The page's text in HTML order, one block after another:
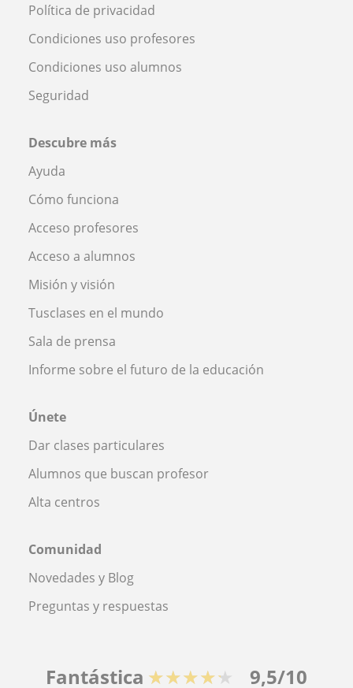
Política de privacidad
Condiciones uso profesores
Condiciones uso alumnos
Seguridad
Descubre más
Ayuda
Cómo funciona
Acceso profesores
Acceso a alumnos
Misión y visión
Tusclases en el mundo
Sala de prensa
Informe sobre el futuro de la educación
Únete
Dar clases particulares
Alumnos que buscan profesor
Alta centros
Comunidad
Novedades y Blog
Preguntas y respuestas
Fantástica ★★★★★ 9,5/10